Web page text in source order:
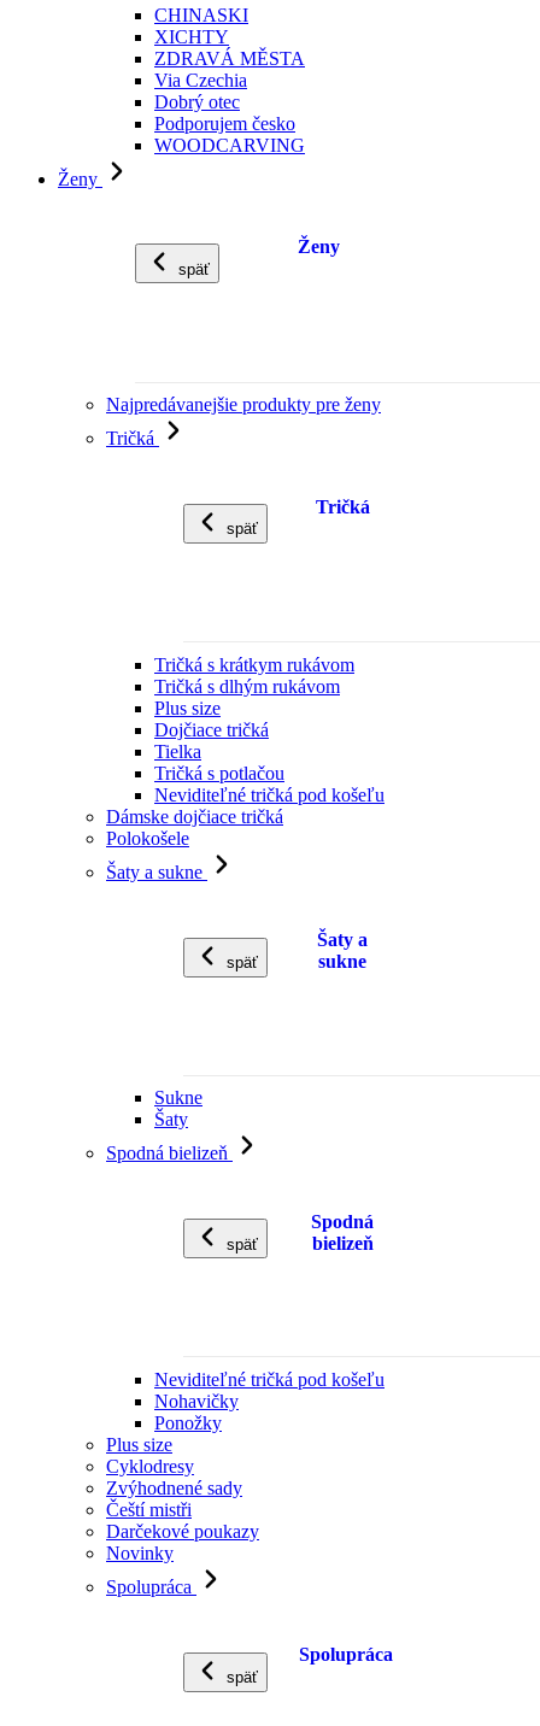
CHINASKI
XICHTY
ZDRAVÁ MĚSTA
Via Czechia
Dobrý otec
Podporujem česko
WOODCARVING
Ženy
späť
Ženy
Najpredávanejšie produkty pre ženy
Tričká
späť
Tričká
Tričká s krátkym rukávom
Tričká s dlhým rukávom
Plus size
Dojčiace tričká
Tielka
Tričká s potlačou
Neviditeľné tričká pod košeľu
Dámske dojčiace tričká
Polokošele
Šaty a sukne
späť
Šaty a
sukne
Sukne
Šaty
Spodná bielizeň
späť
Spodná
bielizeň
Neviditeľné tričká pod košeľu
Nohavičky
Ponožky
Plus size
Cyklodresy
Zvýhodnené sady
Čeští mistři
Darčekové poukazy
Novinky
Spolupráca
späť
Spolupráca